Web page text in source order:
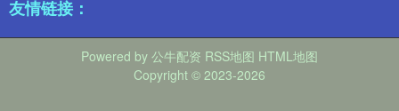
友情链接：
Powered by 公牛配资 RSS地图 HTML地图
Copyright © 2023-2026